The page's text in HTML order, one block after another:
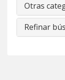
Otras
Refinar